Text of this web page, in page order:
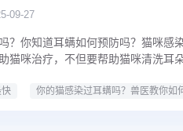
09-27
？你知道耳螨如何预防吗？猫咪感
猫咪治疗，不但要帮助猫咪清洗耳
你的猫感染过耳螨吗？兽医教你如